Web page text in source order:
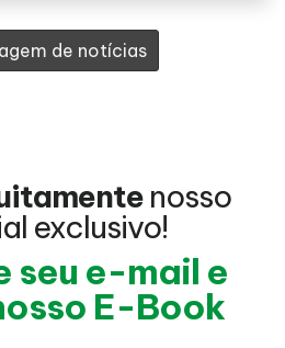
de notícias
nosso
exclusivo!
seu e-mail e
E-Book